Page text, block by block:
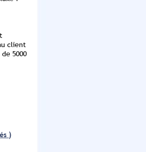
client
5000
)